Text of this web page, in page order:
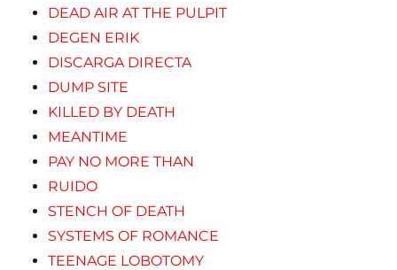
DEAD AIR AT THE PULPIT
DEGEN ERIK
DISCARGA DIRECTA
DUMP SITE
KILLED BY DEATH
MEANTIME
PAY NO MORE THAN
RUIDO
STENCH OF DEATH
SYSTEMS OF ROMANCE
TEENAGE LOBOTOMY